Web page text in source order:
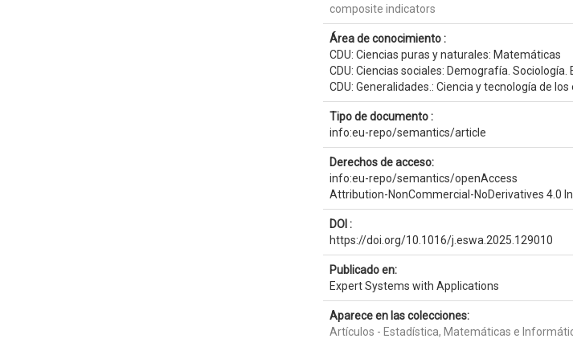
composite indicators
Área de conocimiento :
CDU: Ciencias puras y naturales: Matemáticas
CDU: Ciencias sociales: Demografía.
CDU: Generalidades.: Ciencia y tecnología de
Tipo de documento :
info:eu-repo/semantics/article
Derechos de acceso:
info:eu-repo/semantics/openAccess
Attribution-NonCommercial-NoDerivatives 4.0
DOI :
https://doi.org/10.1016/j.eswa.2025.129010
Publicado en:
Expert Systems with Applications
Aparece en las colecciones:
Artículos - Estadística, Matemáticas e